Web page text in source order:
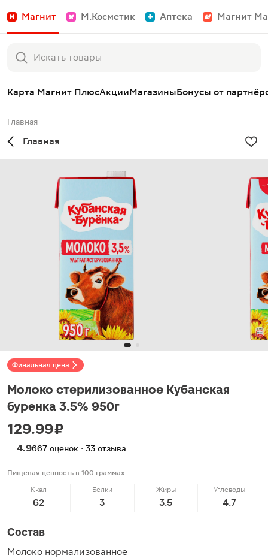
Магнит М.Косметик Аптека Магнит
Карта Магнит ПлюсАкцииМагазиныБонусы от
Главная
Главная
Финальная цена
Молоко стерилизованное Кубанская
буренка 3.5% 950г
129.99 ₽
4.9667 оценок · 33 отзыва
Пищевая ценность в 100 граммах
Ккал
62
Белки
3
Жиры
3.5
Углеводы
4.7
Состав
Молоко нормализованное